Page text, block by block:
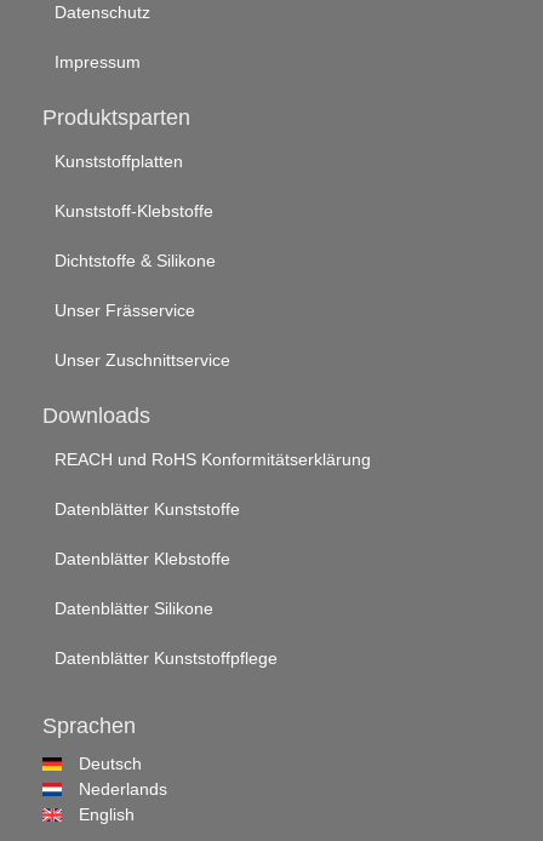
Datenschutz
Impressum
Produktsparten
Kunststoffplatten
Kunststoff-Klebstoffe
Dichtstoffe & Silikone
Unser Frässervice
Unser Zuschnittservice
Downloads
REACH und RoHS Konformitätserklärung
Datenblätter Kunststoffe
Datenblätter Klebstoffe
Datenblätter Silikone
Datenblätter Kunststoffpflege
Sprachen
Deutsch
Nederlands
English